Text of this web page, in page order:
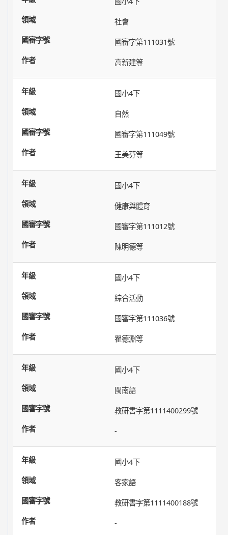
社會
國審字第111031號
高新建等
國小4下
自然
國審字第111049號
王美芬等
國小4下
健康與體育
國審字第111012號
陳明德等
國小4下
綜合活動
國審字第111036號
瞿德淵等
國小4下
閩南語
教研書字第1111400299號
-
國小4下
客家語
教研書字第1111400188號
-